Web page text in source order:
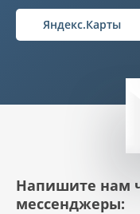
Яндекс.Карты
Напишите нам
мессенджеры: